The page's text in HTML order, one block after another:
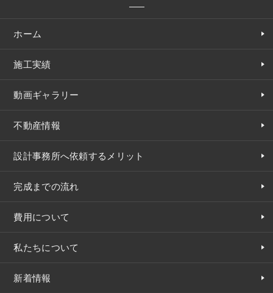
ホーム
施工実績
動画ギャラリー
不動産情報
設計事務所へ依頼するメリット
完成までの流れ
費用について
私たちについて
新着情報